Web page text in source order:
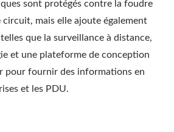
sont protégés contre la foudre
circuit, mais elle ajoute également
que la surveillance à distance,
et une plateforme de conception
pour fournir des informations en
et les PDU.